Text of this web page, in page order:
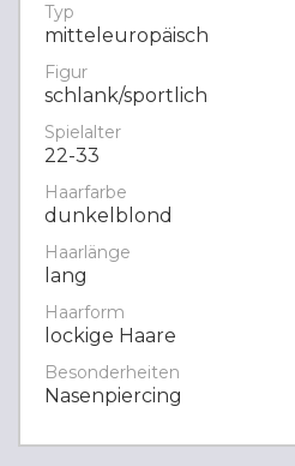
Typ
mitteleuropäisch
Figur
schlank/sportlich
Spielalter
22-33
Haarfarbe
dunkelblond
Haarlänge
lang
Haarform
lockige Haare
Besonderheiten
Nasenpiercing